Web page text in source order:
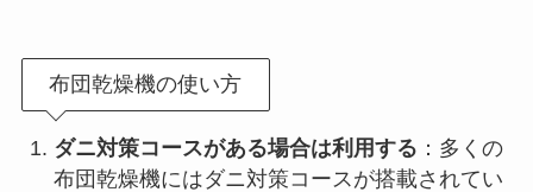
布団乾燥機の使い方
ダニ対策コースがある場合は利用する ：多くの
布団乾燥機にはダニ対策コースが搭載されてい